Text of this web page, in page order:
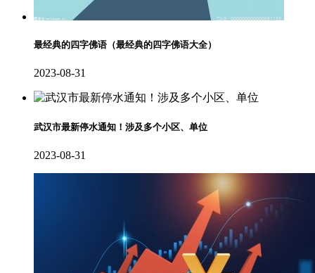
最经典的四字佛语（最经典的四字佛语大全）
2023-08-31
武汉市最新停水通知！涉及多个小区、单位
2023-08-31